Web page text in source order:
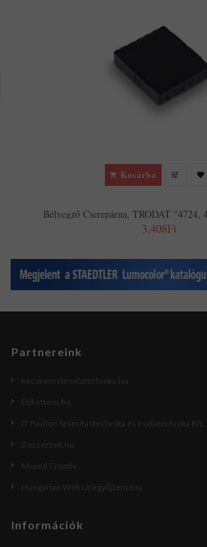
Kosárba
Bélyegző Cserepárna, TRODAT "4724,
3,408Ft
Partnereink
kecskemetirodatechnika.hu
Etikettem.hu
IT Pavilon Számítástechnika és Irodatechnika Kft.
Beszerzek.hu
Maped Creativ
Hungarian Web Linkgyűjtemény
Információk